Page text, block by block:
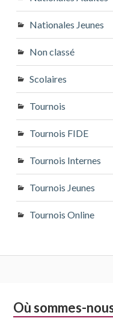
Nationales Jeunes
Non classé
Scolaires
Tournois
Tournois FIDE
Tournois Internes
Tournois Jeunes
Tournois Online
Colonne
Où sommes-